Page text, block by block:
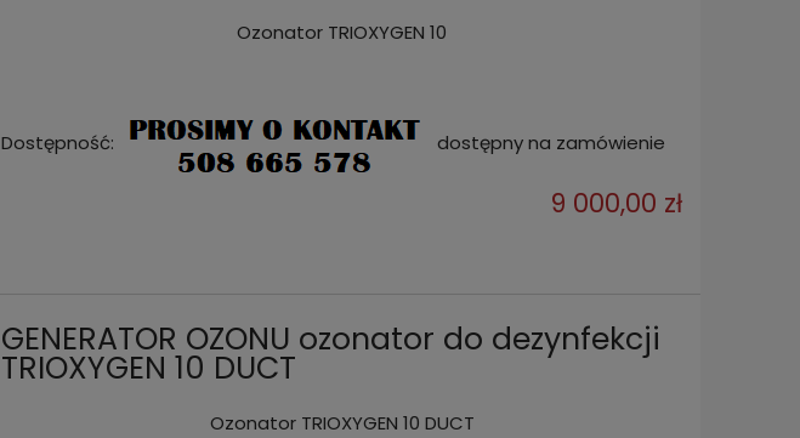
GENERATOR OZONU ozonator do
Ozonator TRIOXYGEN 10
Dostępność: dostępny na zamówienie
9 000,00 zł
GENERATOR OZONU ozonator do dezynfekcji
TRIOXYGEN 10 DUCT
Ozonator TRIOXYGEN 10 DUCT